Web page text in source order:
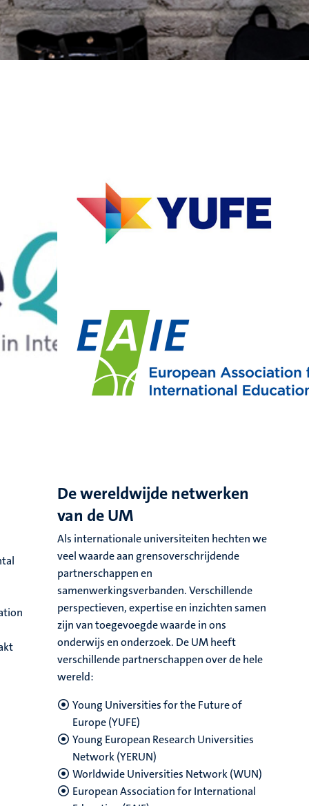
De wereldwijde netwerken
van de UM
Als internationale universiteiten hechten we
veel waarde aan grensoverschrijdende
partnerschappen en
samenwerkingsverbanden. Verschillende
perspectieven, expertise en inzichten samen
zijn van toegevoegde waarde in ons
onderwijs en onderzoek. De UM heeft
verschillende partnerschappen over de hele
wereld:
Young Universities for the Future of
Europe (YUFE)
Young European Research Universities
Network (YERUN)
Worldwide Universities Network (WUN)
European Association for International